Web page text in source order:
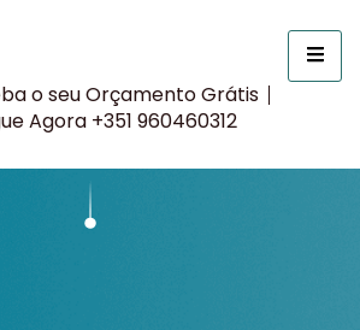
o seu Orçamento Grátis
Agora +351 960460312